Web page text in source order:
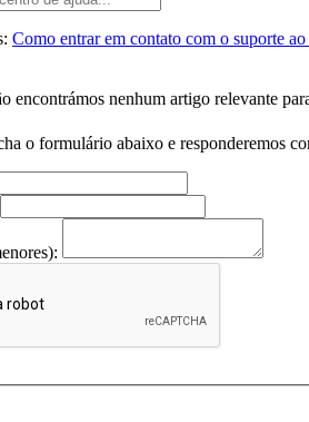
Como entrar em contato com o suporte
encontrámos nenhum artigo relevante
o formulário abaixo e responderemos